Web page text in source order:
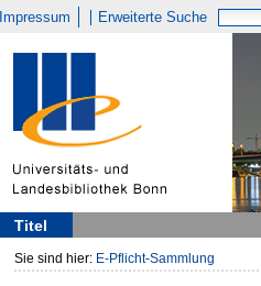
Impressum Erweiterte Suche
Titel
Sie sind hier: E-Pflicht-Sammlung